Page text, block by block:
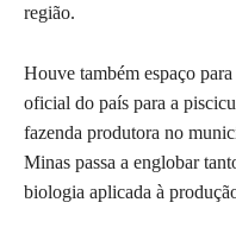
região.
Houve também espaço
oficial do país para a
fazenda produtora no
Minas passa a englobar
biologia aplicada à